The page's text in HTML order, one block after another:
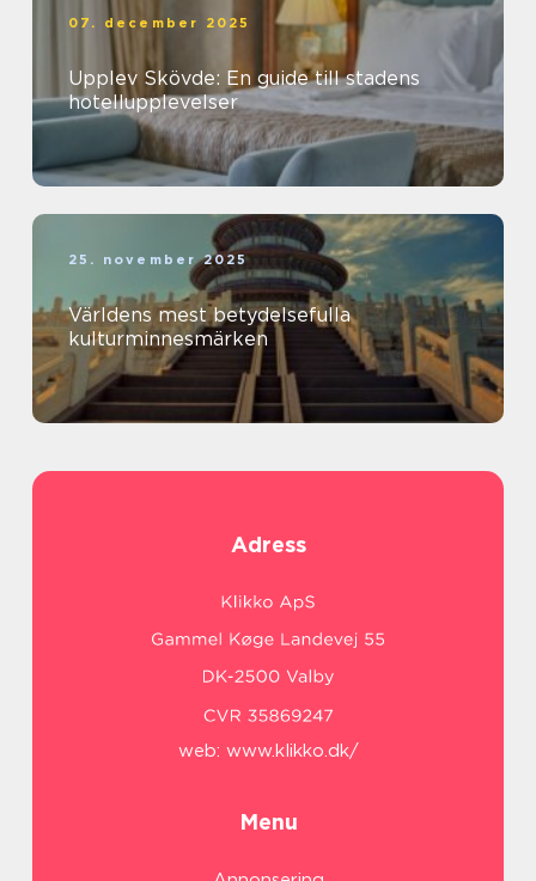
07. december 2025
Upplev Skövde: En guide till stadens
hotellupplevelser
25. november 2025
Världens mest betydelsefulla
kulturminnesmärken
Adress
web: www.klikko.dk/
Menu